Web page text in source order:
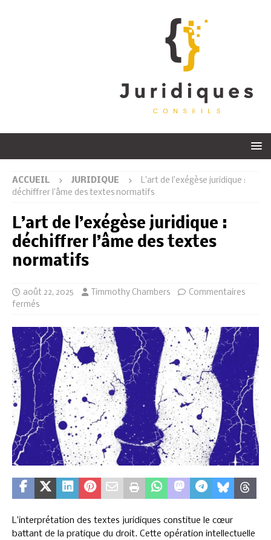
ACCUEIL JURIDIQUE
L’art de l’exégèse juridique :
déchiffrer l’âme des textes normatifs
L’art de l’exégèse juridique :
déchiffrer l’âme des textes
normatifs
août 22, 2025 Timmothy Chambers
Commentaires
fermés
L’interprétation des textes juridiques constitue le cœur
battant de la pratique du droit. Cette opération intellectuelle